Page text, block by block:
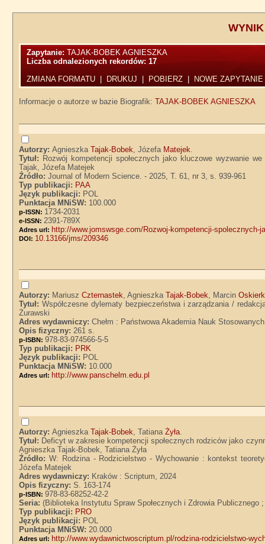
Zapytanie:TAJAK-BOBEK AGNIESZKA
Liczba odnalezionych rekordów:17
ZMIANA FORMATU
DRUKUJ POBIERZ NOWE ZAPYTANIE
Informacje o autorze w bazie Biografik:TAJAK-BOBEK AGNIESZKA
Autorzy:AgnieszkaTajak-Bobek, Józefa Matejek.
Tytuł: Rozwój kompetencji społecznych jako kluczowe wyzwanie
Tajak, Józefa Matejek
Źródło:Journal of Modern Science. - 2025, T. 61, nr 3, s. 939-961
Typ publikacji: PAA
Język publikacji: POL
Punktacja MNiSW: 100.000
p-ISSN: 1734-2031
e-ISSN: 2391-789X
Adres url: http://www.jomswsge.com/Rozwoj-kompetencji-
DOI: 10.13166/jms/209346
Autorzy: MariuszCzternastek, AgnieszkaTajak-Bobek, Marcin
Tytuł:Współczesne dylematy bezpieczeństwa i zarządzania /
Żurawski
Adres wydawniczy:Chełm : Państwowa Akademia Nauk
Opis fizyczny:261 s.
p-ISBN:978-83-974566-5-5
Typ publikacji: PRK
Język publikacji: POL
Punktacja MNiSW: 10.000
Adres url: http://www.panschelm.edu.pl
Autorzy:AgnieszkaTajak-Bobek, TatianaŻyła.
Tytuł: Deficyt w zakresie kompetencji społecznych rodziców jako
Agnieszka Tajak-Bobek, Tatiana Żyła
Źródło:W: Rodzina - Rodzicielstwo - Wychowanie : kontekst
Józefa Matejek
Adres wydawniczy: Kraków : Scriptum, 2024
Opis fizyczny:S. 163-174
p-ISBN:978-83-68252-42-2
Seria:(Biblioteka Instytutu Spraw Społecznych i Zdrowia Publicznego
Typ publikacji: PRO
Język publikacji: POL
Punktacja MNiSW:20.000
Adres url: http://www.wydawnictwoscriptum.pl/rodzina-rodzicielstwo-